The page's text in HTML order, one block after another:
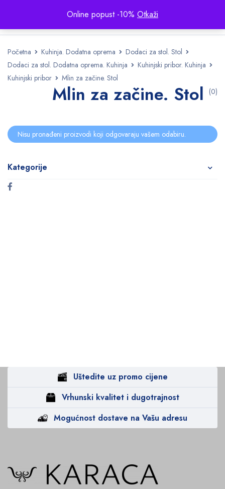
Online popust -10% Otkaži
Početna Kuhinja. Dodatna oprema
Dodaci za stol. Stol
Dodaci za stol. Dodatna oprema. Kuhinja
Kuhinjski pribor. Kuhinja
Kuhinjski pribor
Mlin za začine. Stol
Mlin za začine. Stol (0)
Kategorije
Nisu pronađeni proizvodi koji odgovaraju vašem odabiru.
Uštedite uz promo cijene
Vrhunski kvalitet i dugotrajnost
Mogućnost dostave na Vašu adresu